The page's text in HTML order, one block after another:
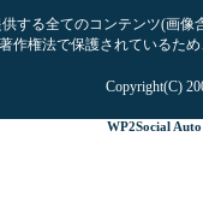
する全てのコンテンツ(画
著作権法で保護されているた
Copyright(C)
WP2Social